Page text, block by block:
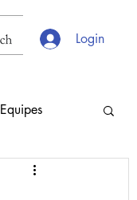
Login
Equipes